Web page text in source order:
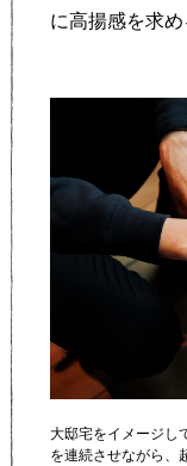
に高揚感を求め
大邸宅をイメージし
を連続させながら、